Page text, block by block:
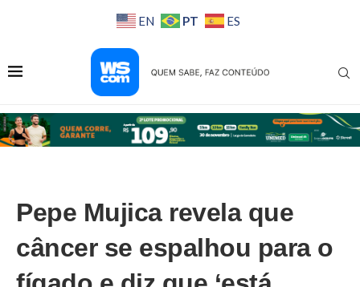
EN PT ES
Pepe Mujica revela que
câncer se espalhou para o